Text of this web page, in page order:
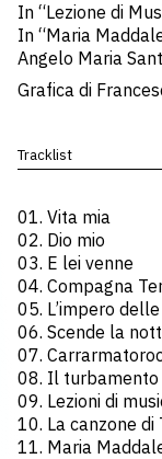
In “Lezione di
In “Maria
Angelo Maria
Grafica di
Tracklist
01. Vita mia
02. Dio mio
03. E lei venne
04. Compagna
05. L’impero
06. Scende la
07.
08. Il
09. Lezioni di
10. La canzone di
11. Maria